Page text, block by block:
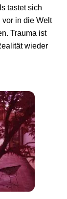
tastet sich
vor in die Welt
Trauma ist
wieder